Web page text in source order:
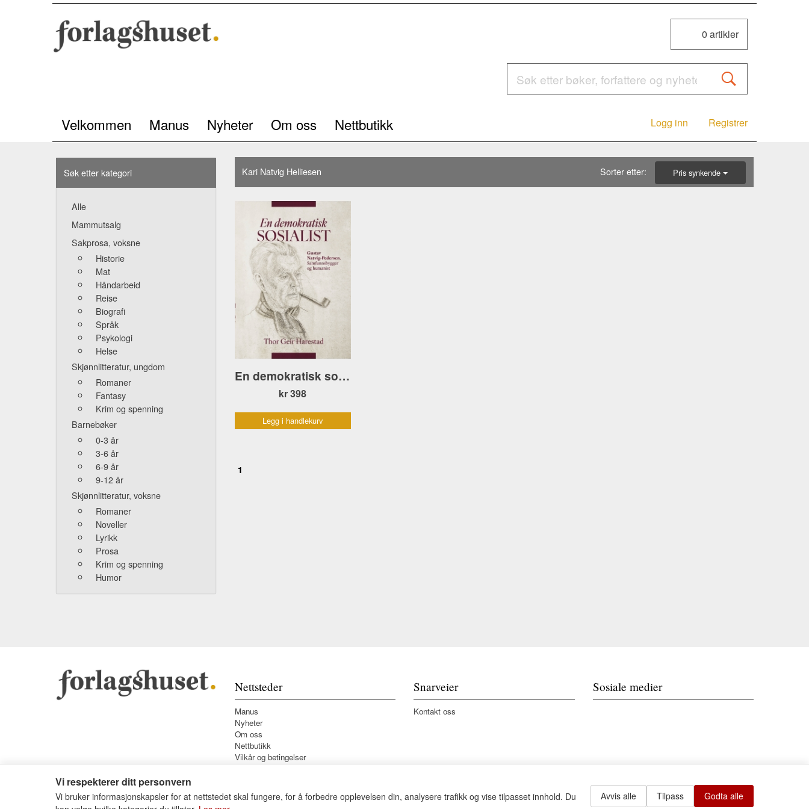
0 artikler
Velkommen Manus Nyheter Om oss Nettbutikk Logg inn Registrer
Søk etter kategori
Alle
Mammutsalg
Sakprosa, voksne
Historie
Mat
Håndarbeid
Reise
Biografi
Språk
Psykologi
Helse
Skjønnlitteratur, ungdom
Romaner
Fantasy
Krim og spenning
Barnebøker
0-3 år
3-6 år
6-9 år
9-12 år
Skjønnlitteratur, voksne
Romaner
Noveller
Lyrikk
Prosa
Krim og spenning
Humor
Kari Natvig Helliesen Sorter etter: Pris synkende
En demokratisk sosialist. Gustav Natvig-Pedersen
kr 398
Legg i handlekurv
1
Nettsteder
Manus
Nyheter
Om oss
Nettbutikk
Vilkår og betingelser
Snarveier
Kontakt oss
Sosiale medier
Vi respekterer ditt personvern
Vi bruker informasjonskapsler for at nettstedet skal fungere, for å forbedre opplevelsen din, analysere trafikk og vise tilpasset innhold. Du
Avvis alle Tilpass Godta alle